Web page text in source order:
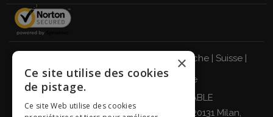
Autriche| Suisse|
Pays-Bas|France|Belgique
BUVEZ DE MANIÈRE RESPONSABLE
Giordano Vini S.p.A. Viale Abruzzi 94, 20131 Milan,
×
Ce site utilise des cookies
de pistage.
Ce site Web utilise des cookies